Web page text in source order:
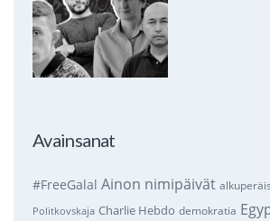
Avainsanat
#FreeGalal Ainon nimipäivät
Politkovskaja Charlie Hebdo demokratia